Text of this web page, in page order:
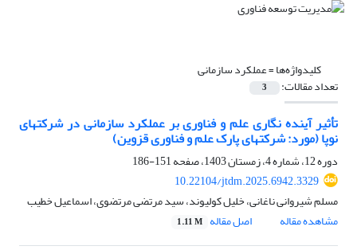
کلیدواژه‌ها =عملکرد سازمانی
تعداد مقالات: 3
تأثیر آینده نگاری علم و فناوری بر عملکرد سازمانی در شرکتهای
نوپا (مورد: شرکتهای پارک علم و فناوری قزوین)
دوره 12، شماره 4، زمستان 1403، صفحه
151-186
10.22104/jtdm.2025.6942.3329
مسلم شیروانی ناغانی، خلیل کولیوند، سید مرتضی مرتضوی، اسماعیل خطیب
مشاهده مقاله
اصل مقاله 1.11 M